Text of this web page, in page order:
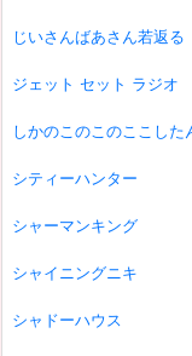
じいさんばあさん若返る
ジェット セット ラジオ
しかのこのこのここした
シティーハンター
シャーマンキング
シャイニングニキ
シャドーハウス